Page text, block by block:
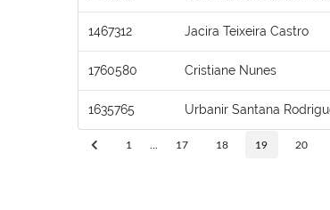
1467312 Jacira Teixeira Castro
1760580 Cristiane Nunes
1635765 Urbanir Santana
1 17 18 19 20